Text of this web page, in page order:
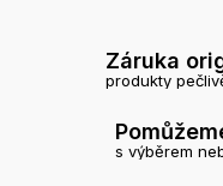
Záruka
produkty
s výběrem